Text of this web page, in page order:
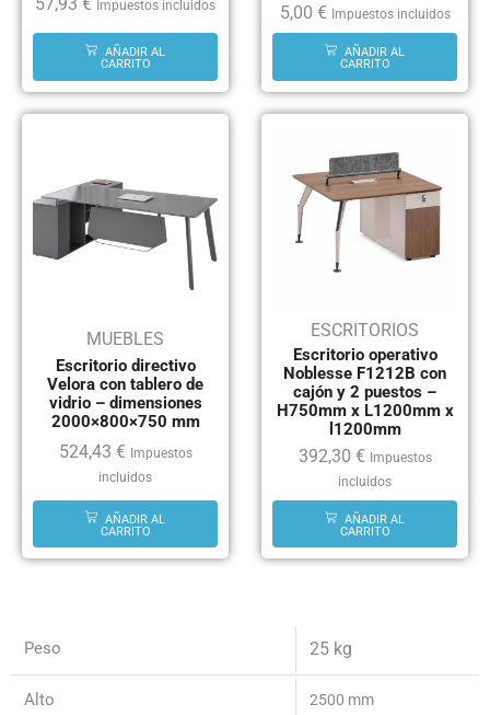
57,93 € Impuestos incluidos
AÑADIR AL
CARRITO
5,00 € Impuestos incluidos
AÑADIR AL
CARRITO
MUEBLES
Escritorio directivo
Velora con tablero de
vidrio – dimensiones
2000×800×750 mm
524,43 €
Impuestos
incluidos
AÑADIR AL
CARRITO
ESCRITORIOS
Escritorio operativo
Noblesse F1212B con
cajón y 2 puestos –
H750mm x L1200mm x
l1200mm
392,30 € Impuestos
incluidos
AÑADIR AL
CARRITO
Peso 25 kg
Alto 2500 mm